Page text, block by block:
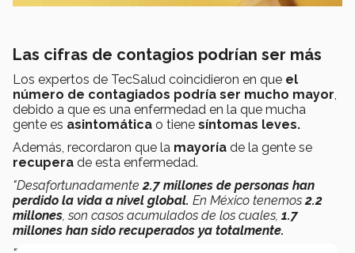
Las cifras de contagios podrían ser más
Los expertos de TecSalud coincidieron en que el
número de contagiados podría ser mucho mayor
debido a que es una enfermedad en la que mucha
gente es asintomática o tiene síntomas leves.
Además, recordaron que la mayoría de la gente se
recupera de esta enfermedad.
"Desafortunadamente 2.7 millones de personas han
perdido la vida a nivel global. En México tenemos 2.2
millones , son casos acumulados de los cuales, 1.7
millones han sido recuperados ya totalmente.